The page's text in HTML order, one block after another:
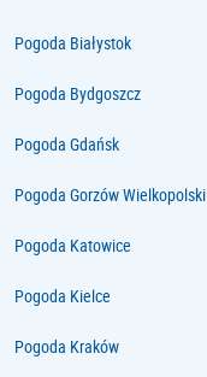
Pogoda Białystok
Pogoda Bydgoszcz
Pogoda Gdańsk
Pogoda Gorzów Wielkopolski
Pogoda Katowice
Pogoda Kielce
Pogoda Kraków